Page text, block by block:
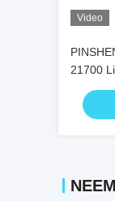
Video
21700
bike